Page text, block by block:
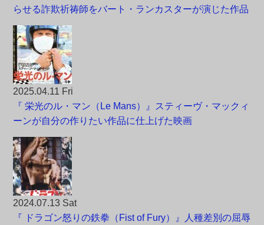
らせる詐欺祈祷師をバート・ランカスターが演じた作品
2025.04.11 Fri
『 栄光のル・マン（Le Mans）』スティーヴ・マックィ
ーンが自分の作りたい作品に仕上げた映画
2024.07.13 Sat
『 ドラゴン怒りの鉄拳（Fist of Fury）』人種差別の屈辱